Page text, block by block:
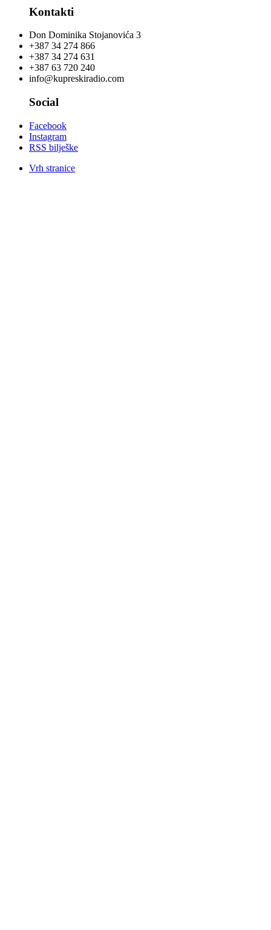
Kontakti
Don Dominika Stojanovića 3
+387 34 274 866
+387 34 274 631
+387 63 720 240
info@kupreskiradio.com
Social
Facebook
Instagram
RSS bilješke
Vrh stranice